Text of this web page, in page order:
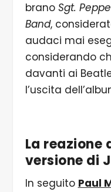
brano Sgt.
Band,
audaci mai
considerando
davanti ai
l’uscita
La reazione
versione di
In seguito Paul